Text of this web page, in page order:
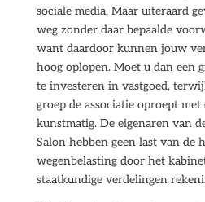
sociale media. Maar uiteraard
weg zonder daar bepaalde
want daardoor kunnen jouw
hoog oplopen. Moet u dan een
te investeren in vastgoed,
groep de associatie oproept
kunstmatig. De eigenaren van
Salon hebben geen last van de
wegenbelasting door het
staatkundige verdelingen